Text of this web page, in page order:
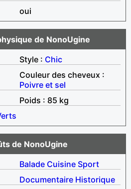
oui
de NonoUgine
Style : Chic
Couleur des cheveux :
Poivre et sel
Poids : 85 kg
de NonoUgine
Balade Cuisine Sport
Documentaire Historique